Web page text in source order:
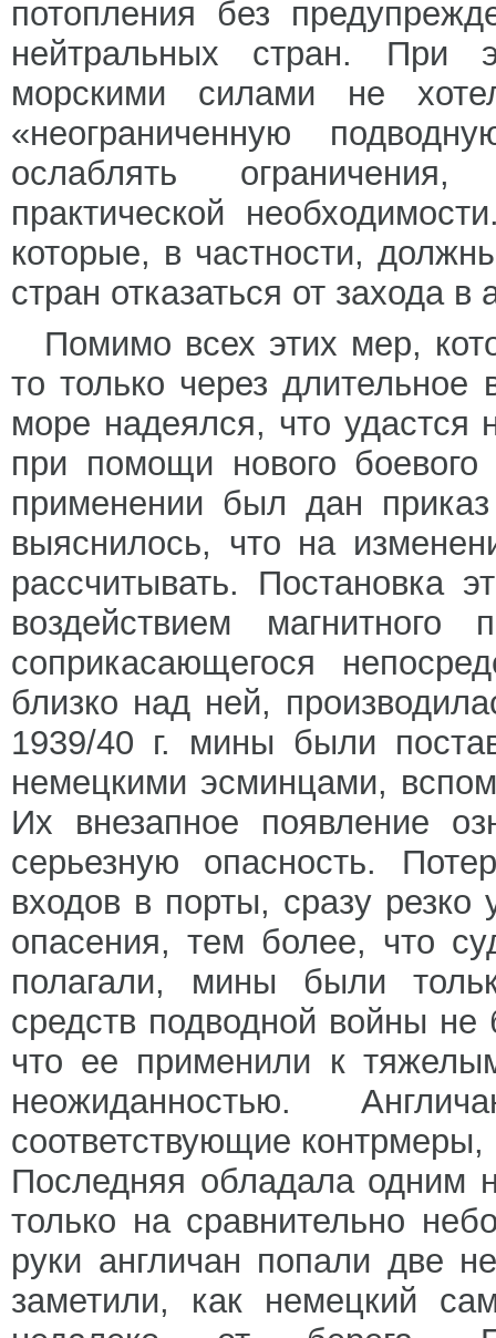
потопления без
нейтральных стран. При
морскими силами не
«неограниченную
ослаблять
практической
которые, в частности,
стран отказаться от захода в
Помимо всех этих мер,
то только через
море надеялся, что удастся
при помощи нового
применении был дан
выяснилось, что на
рассчитывать. Постановка
воздействием
соприкасающегося
близко над ней,
1939/40 г. мины были
немецкими эсминцами,
Их внезапное появление
серьезную опасность.
входов в порты, сразу
опасения, тем более, что
полагали, мины были
средств подводной войны
что ее применили к
неожиданностью.
соответствующие
Последняя обладала одним
только на сравнительно
руки англичан попали две
заметили, как немецкий